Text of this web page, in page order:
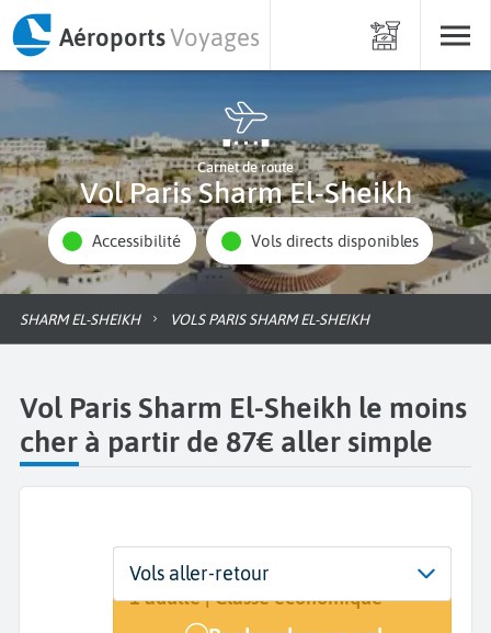
AéroportsVoyages
Carnet de route
Vol Paris Sharm El-Sheikh
Accessibilité Vols directs disponibles
SHARM EL-SHEIKH VOLS PARIS SHARM EL-SHEIKH
Vol Paris Sharm El-Sheikh le moins
cher à partir de 87€ aller simple
Départ
Paris (PAR)
Dates
Dates de votre voyage
Voyageurs | Classe
1 adulte | Classe économique
Vols aller-retour